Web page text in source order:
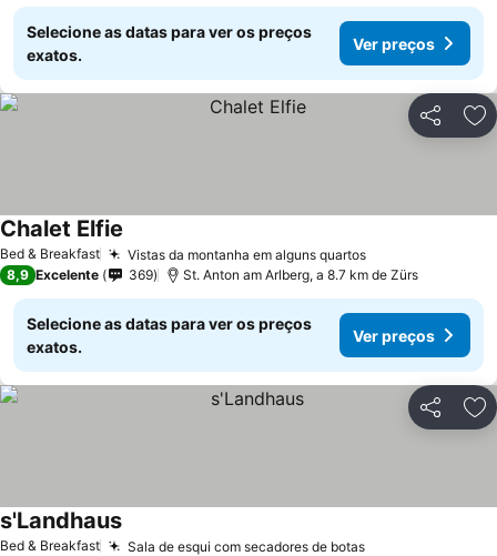
Selecione as datas para ver os preços
exatos.
Ver preços
Partilhar
Bed & Breakfast Vistas da montanha em alguns quartos
Chalet Elfie
8,9 Excelente 369 St. Anton am Arlberg, a 8.7 km de Zürs
Selecione as datas para ver os preços
exatos.
Ver preços
Partilhar
Bed & Breakfast Sala de esqui com secadores de botas
s'Landhaus